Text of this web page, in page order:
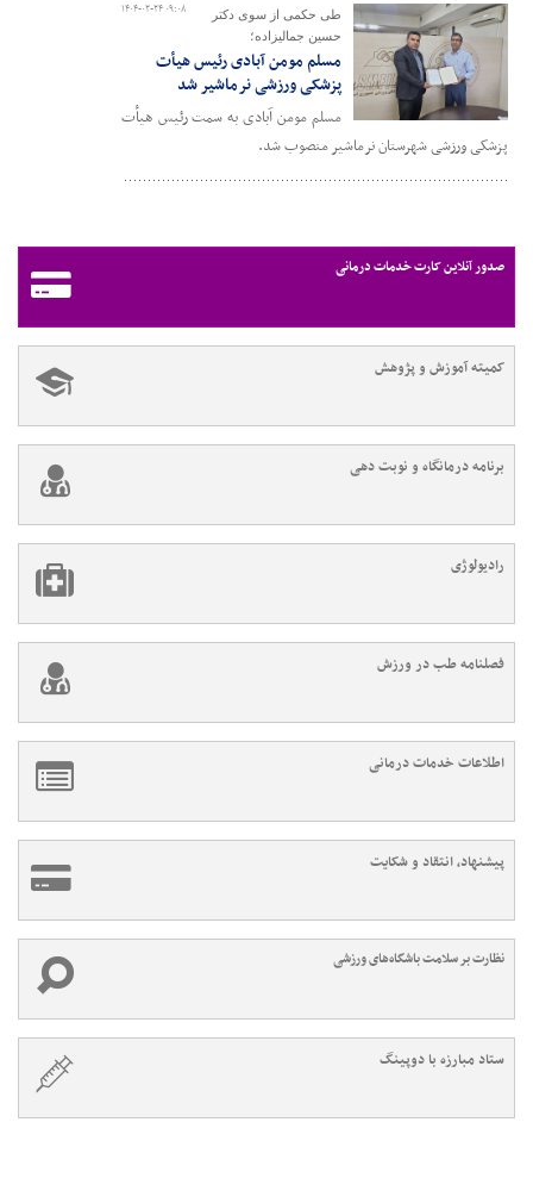
۱۴۰۴-۰۲-۲۴ ۰۹:۰۸
طی حکمی از سوی دکتر
حسین جمالیزاده؛
مسلم مومن آبادی رئیس هیأت
پزشکی ورزشی نرماشیر شد
مسلم مومن آبادی به سمت رئیس هیأت
پزشکی ورزشی شهرستان نرماشیر منصوب شد.
صدور آنلاین کارت خدمات درمانی
کمیته آموزش و پژوهش
برنامه درمانگاه و نوبت دهی
رادیولوژی
فصلنامه طب در ورزش
اطلاعات خدمات درمانی
پیشنهاد، انتقاد و شکایت
نظارت بر سلامت باشگاه‌های ورزشی
ستاد مبارزه با دوپینگ